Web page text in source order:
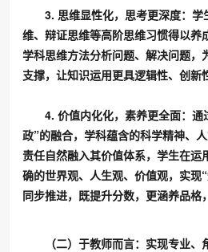
3. 思维显性化，思考更深度：学
维、辩证思维等高阶思维习惯得以养
学科思维方法分析问题、解决问题，
支撑，让知识运用更具逻辑性、创新
4. 价值内化化，素养更全面：通
政”的融合，学科蕴含的科学精神、
责任自然融入其价值体系，学生在运
确的世界观、人生观、价值观，实现
同步推进，既提升分数，更涵养品格
（二）于教师而言：实现专业、